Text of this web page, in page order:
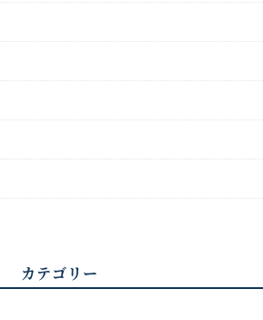
カテゴリー